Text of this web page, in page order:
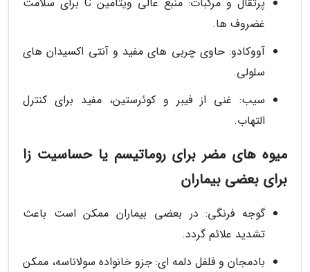
غضروف ها.
آووکادو: حاوی چربی های مفید و آنتی اکسیدان های
سلولی.
سیب: غنی از فیبر و کوئرستین، مفید برای کنترل
التهاب.
میوه های مضر برای روماتیسم یا حساسیت زا
برای بعضی بیماران
گوجه فرنگی: در بعضی بیماران ممکن است باعث
تشدید علائم گردد.
بادمجان و فلفل دلمه ای: جزو خانواده سولاناسه، ممکن